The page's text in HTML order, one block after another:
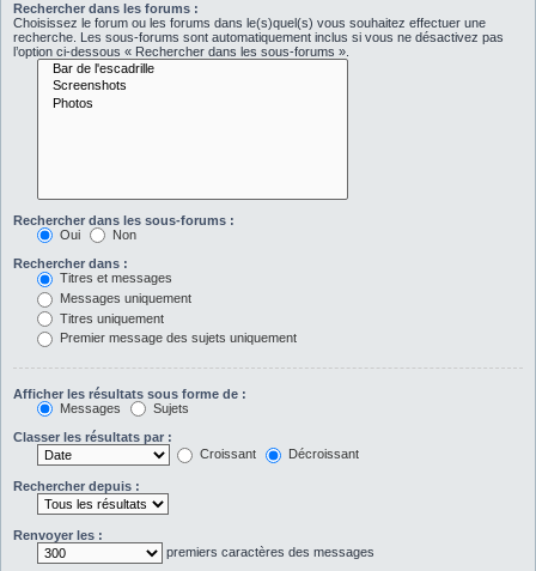
Rechercher dans les forums :
Choisissez le forum ou les forums dans le(s)quel(s) vous souhaitez effectuer une
recherche. Les sous-forums sont automatiquement inclus si vous ne désactivez pas
l’option ci-dessous « Rechercher dans les sous-forums ».
Rechercher dans les sous-forums :
Oui
Non
Rechercher dans :
Titres et messages
Messages uniquement
Titres uniquement
Premier message des sujets uniquement
Afficher les résultats sous forme de :
Messages
Sujets
Classer les résultats par :
Croissant
Décroissant
Rechercher depuis :
Renvoyer les :
premiers caractères des messages